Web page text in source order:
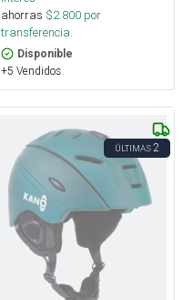
ahorras $2.800 por
transferencia.
Disponible
+5 Vendidos
ÚLTIMAS2